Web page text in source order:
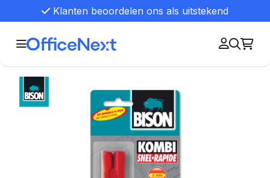
Klanten beoordelen ons als uitstekend